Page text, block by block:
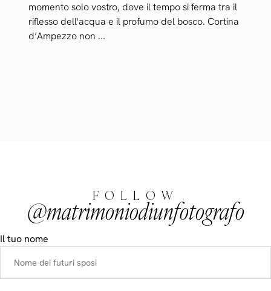
momento solo vostro, dove il tempo si ferma tra il
riflesso dell'acqua e il profumo del bosco. Cortina
d’Ampezzo non ...
FOLLOW
@matrimoniodiunfotografo
Il tuo nome